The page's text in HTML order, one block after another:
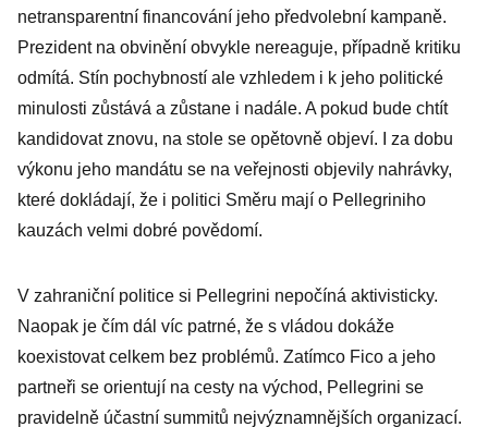
netransparentní financování jeho předvolební kampaně.
Prezident na obvinění obvykle nereaguje, případně kritiku
odmítá. Stín pochybností ale vzhledem i k jeho politické
minulosti zůstává a zůstane i nadále. A pokud bude chtít
kandidovat znovu, na stole se opětovně objeví. I za dobu
výkonu jeho mandátu se na veřejnosti objevily nahrávky,
které dokládají, že i politici Směru mají o Pellegriniho
kauzách velmi dobré povědomí.
V zahraniční politice si Pellegrini nepočíná aktivisticky.
Naopak je čím dál víc patrné, že s vládou dokáže
koexistovat celkem bez problémů. Zatímco Fico a jeho
partneři se orientují na cesty na východ, Pellegrini se
pravidelně účastní summitů nejvýznamnějších organizací.